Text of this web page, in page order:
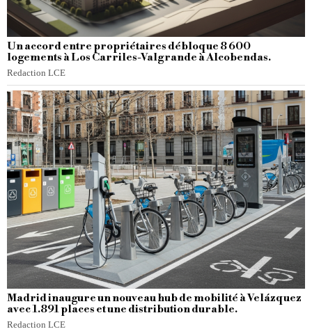
Un accord entre propriétaires débloque 8 600
logements à Los Carriles-Valgrande à Alcobendas.
Redaction LCE
Madrid inaugure un nouveau hub de mobilité à Velázquez
avec 1.891 places et une distribution durable.
Redaction LCE